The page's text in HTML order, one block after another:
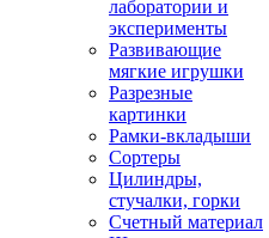
лаборатории и
эксперименты
Развивающие
мягкие игрушки
Разрезные
картинки
Рамки-вкладыши
Сортеры
Цилиндры,
стучалки, горки
Счетный материал